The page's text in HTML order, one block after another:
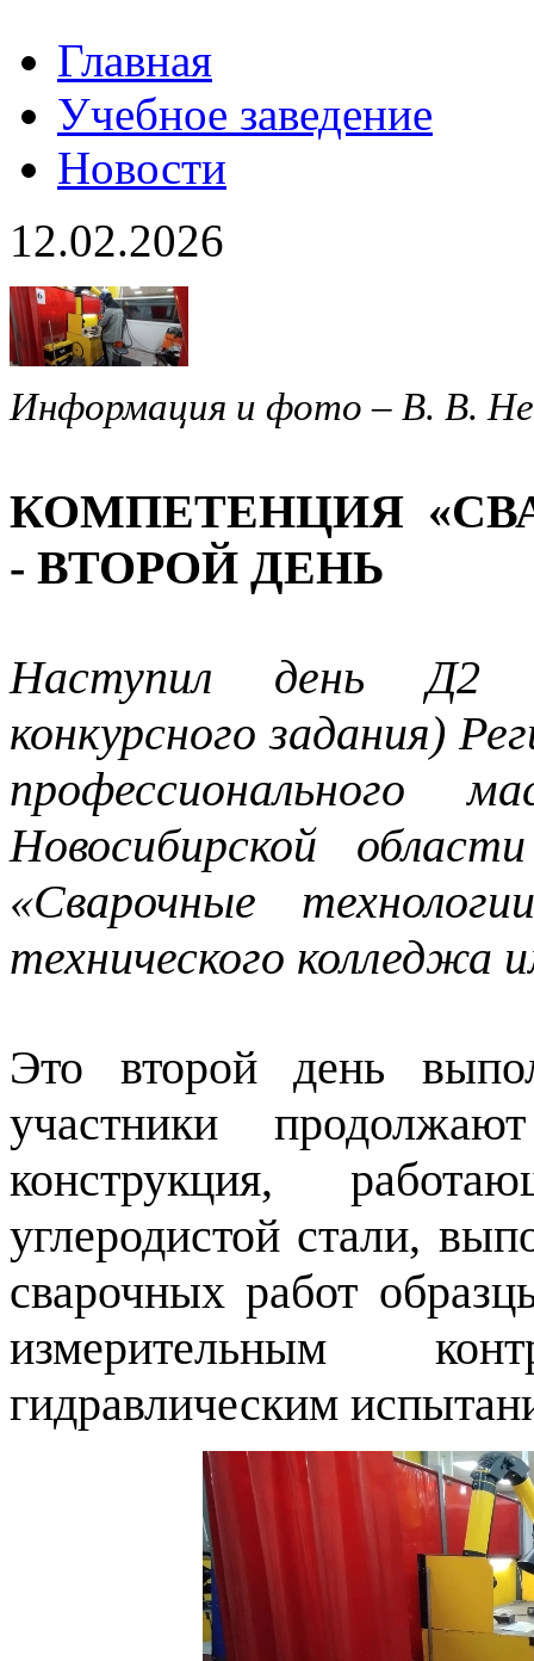
Главная
Учебное заведение
Новости
12.02.2026
Информация и фото – В. В.
КОМПЕТЕНЦИЯ
- ВТОРОЙ ДЕНЬ
Наступил день Д2
конкурсного задания)
профессионального
Новосибирской
«Сварочные
технического
Это второй день
участники
конструкция,
углеродистой стали,
сварочных работ
измерительным
гидравлическим